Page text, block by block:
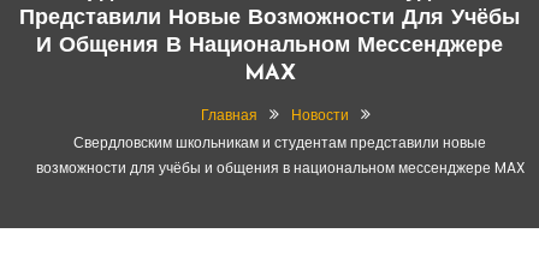
Представили Новые Возможности Для Учёбы
И Общения В Национальном Мессенджере
MAX
Главная
Новости
Свердловским школьникам и студентам представили новые
возможности для учёбы и общения в национальном мессенджере MAX